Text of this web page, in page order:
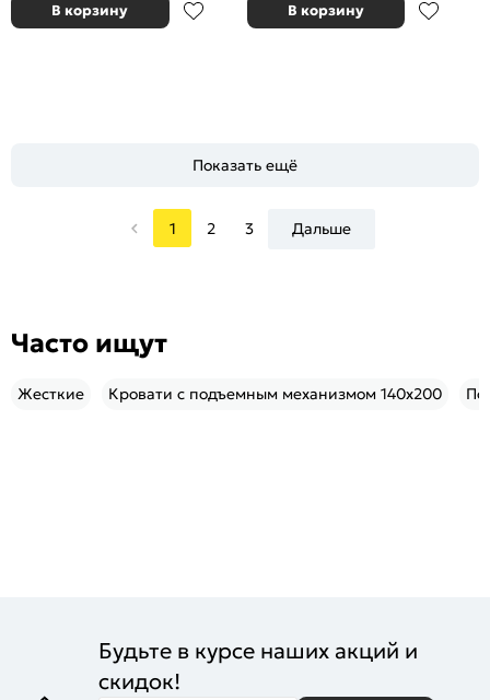
В корзину В корзину
Показать ещё
1 2 3 Дальше
Часто ищут
Жесткие Кровати с подъемным механизмом 140x200
Будьте в курсе наших акций и
скидок!